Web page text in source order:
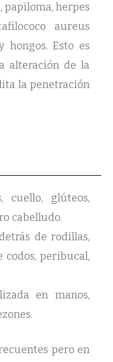
herpes
aureus
hongos. Esto es
alteración de la
la penetración
cuello, glúteos,
cabelludo.
de rodillas,
codos, peribucal,
en manos,
pero en